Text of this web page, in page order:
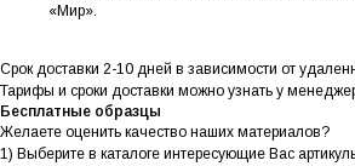
«Мир».
Срок доставки 2-10 дней в зависимости от
Тарифы и сроки доставки можно узнать у
Бесплатные образцы
Желаете оценить качество наших материалов?
1) Выберите в каталоге интересующие Вас